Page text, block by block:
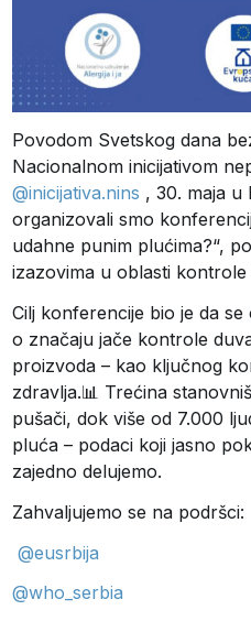
Povodom Svetskog dana
Nacionalnom inicijativom
@inicijativa.nins , 30. maja u
organizovali smo
udahne punim plućima?“,
izazovima u oblasti
Cilj konferencije bio je da
o značaju jače kontrole
proizvoda – kao ključnog
zdravlja.📊 Trećina
pušači, dok više od 7.000
pluća – podaci koji jasno
zajedno delujemo.
Zahvaljujemo se na podršci:
@eusrbija
@who_serbia